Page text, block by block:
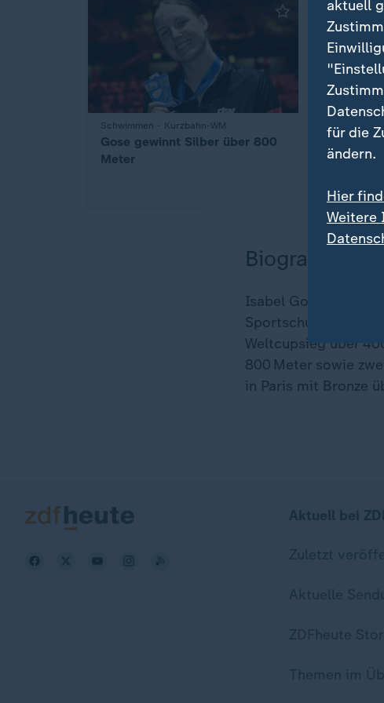
Schwimmen - Kurzbahn-WM
:
Gose gewinnt Silber über 800
Meter
Biografie
Isabel Gose ist
Sportschule
Weltcupsieg über
800 Meter sowie
in Paris mit Bronze
aktuell
für die
ändern.
Hier
Weitere